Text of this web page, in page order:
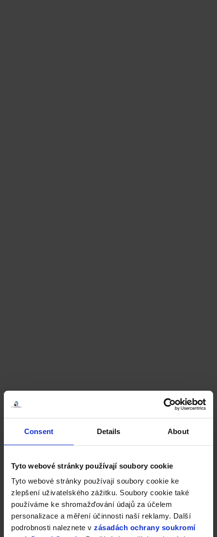
Consent Details About
Tyto webové stránky používají soubory cookie
Tyto webové stránky používají soubory cookie ke
zlepšení uživatelského zážitku. Soubory cookie také
používáme ke shromažďování údajů za účelem
personalizace a měření účinnosti naší reklamy. Další
podrobnosti naleznete v zásadách ochrany soukromí